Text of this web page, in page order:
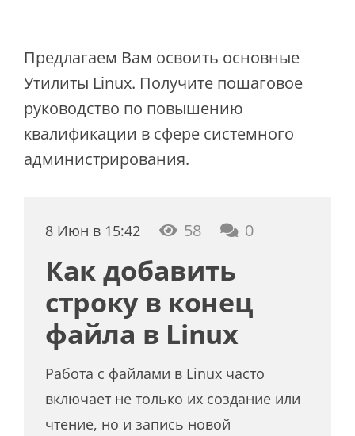
Предлагаем Вам освоить основные
Утилиты Linux. Получите пошаговое
руководство по повышению
квалификации в сфере системного
администрирования.
8 Июн в 15:42 58 0
Как добавить
строку в конец
файла в Linux
Работа с файлами в Linux часто
включает не только их создание или
чтение, но и запись новой